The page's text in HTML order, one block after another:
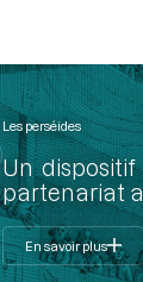
Les perséides
Un
partenariat
En savoir plus